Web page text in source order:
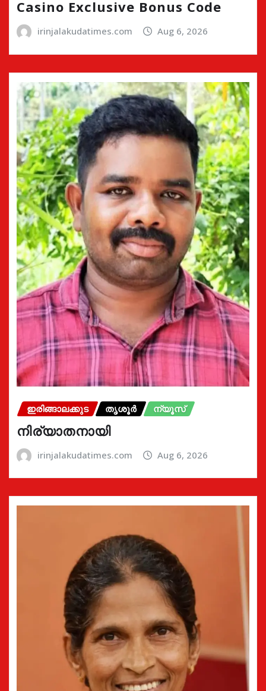
Casino Exclusive Bonus Code
irinjalakudatimes.com Aug 6, 2026
ഇരിങ്ങാലക്കുട തൃശൂർ ന്യൂസ്
നിര്യാതനായി
irinjalakudatimes.com Aug 6, 2026